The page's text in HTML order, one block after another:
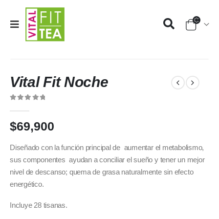
Vital Fit Noche
$69,900
Diseñado con la función principal de aumentar el metabolismo,
sus componentes ayudan a conciliar el sueño y tener un mejor
nivel de descanso; quema de grasa naturalmente sin efecto
energético.
Incluye 28 tisanas.